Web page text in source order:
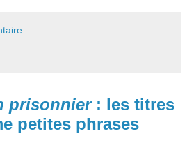
prisonnier: les titres
petites phrases